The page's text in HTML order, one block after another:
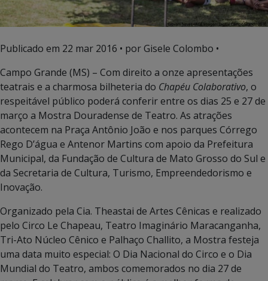
Publicado em 22 mar 2016 • por Gisele Colombo •
Campo Grande (MS) – Com direito a onze apresentações
teatrais e a charmosa bilheteria do Chapéu Colaborativo, o
respeitável público poderá conferir entre os dias 25 e 27 de
março a Mostra Douradense de Teatro. As atrações
acontecem na Praça Antônio João e nos parques Córrego
Rego D’água e Antenor Martins com apoio da Prefeitura
Municipal, da Fundação de Cultura de Mato Grosso do Sul e
da Secretaria de Cultura, Turismo, Empreendedorismo e
Inovação.
Organizado pela Cia. Theastai de Artes Cênicas e realizado
pelo Circo Le Chapeau, Teatro Imaginário Maracanganha,
Tri-Ato Núcleo Cênico e Palhaço Challito, a Mostra festeja
uma data muito especial: O Dia Nacional do Circo e o Dia
Mundial do Teatro, ambos comemorados no dia 27 de